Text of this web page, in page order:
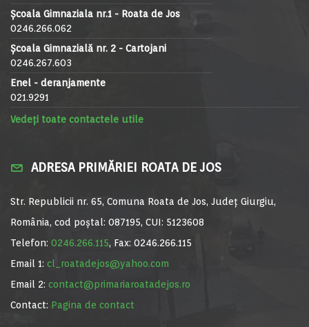
Școala Gimnaziala nr.1 - Roata de Jos
0246.266.062
Școala Gimnazială nr. 2 - Cartojani
0246.267.603
Enel - deranjamente
021.9291
Vedeți toate contactele utile
ADRESA PRIMĂRIEI ROATA DE JOS
Str. Republicii nr. 65, Comuna Roata de Jos, Județ Giurgiu,
România, cod poștal: 087195, CUI: 5123608
Telefon: 0246.266.115, Fax: 0246.266.115
Email 1: cl_roatadejos@yahoo.com
Email 2: contact@primariaroatadejos.ro
Contact: Pagina de contact